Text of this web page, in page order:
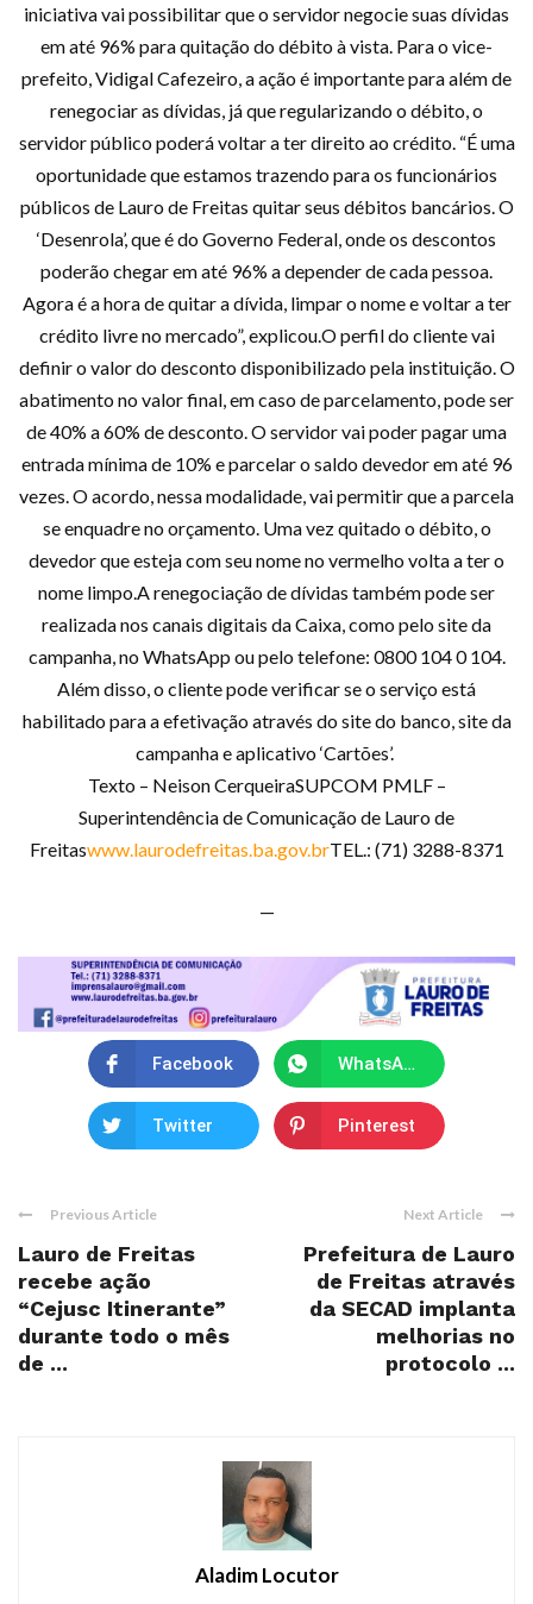
iniciativa vai possibilitar que o servidor negocie suas dívidas
em até 96% para quitação do débito à vista. Para o vice-
prefeito, Vidigal Cafezeiro, a ação é importante para além de
renegociar as dívidas, já que regularizando o débito, o
servidor público poderá voltar a ter direito ao crédito. “É uma
oportunidade que estamos trazendo para os funcionários
públicos de Lauro de Freitas quitar seus débitos bancários. O
‘Desenrola’, que é do Governo Federal, onde os descontos
poderão chegar em até 96% a depender de cada pessoa.
Agora é a hora de quitar a dívida, limpar o nome e voltar a ter
crédito livre no mercado”, explicou.O perfil do cliente vai
definir o valor do desconto disponibilizado pela instituição. O
abatimento no valor final, em caso de parcelamento, pode ser
de 40% a 60% de desconto. O servidor vai poder pagar uma
entrada mínima de 10% e parcelar o saldo devedor em até 96
vezes. O acordo, nessa modalidade, vai permitir que a parcela
se enquadre no orçamento. Uma vez quitado o débito, o
devedor que esteja com seu nome no vermelho volta a ter o
nome limpo.A renegociação de dívidas também pode ser
realizada nos canais digitais da Caixa, como pelo site da
campanha, no WhatsApp ou pelo telefone: 0800 104 0 104.
Além disso, o cliente pode verificar se o serviço está
habilitado para a efetivação através do site do banco, site da
campanha e aplicativo ‘Cartões’.
Texto – Neison CerqueiraSUPCOM PMLF –
Superintendência de Comunicação de Lauro de
Freitaswww.laurodefreitas.ba.gov.brTEL.: (71) 3288-8371
—
Facebook WhatsApp
Twitter Pinterest
Previous Article
Lauro de Freitas
recebe ação
“Cejusc Itinerante”
durante todo o mês
de ...
Next Article
Prefeitura de Lauro
de Freitas através
da SECAD implanta
melhorias no
protocolo ...
Aladim Locutor